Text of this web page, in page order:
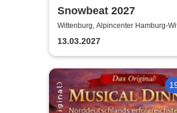
Snowbeat 2027
Wittenburg, Alpincenter Hamburg-
13.03.2027